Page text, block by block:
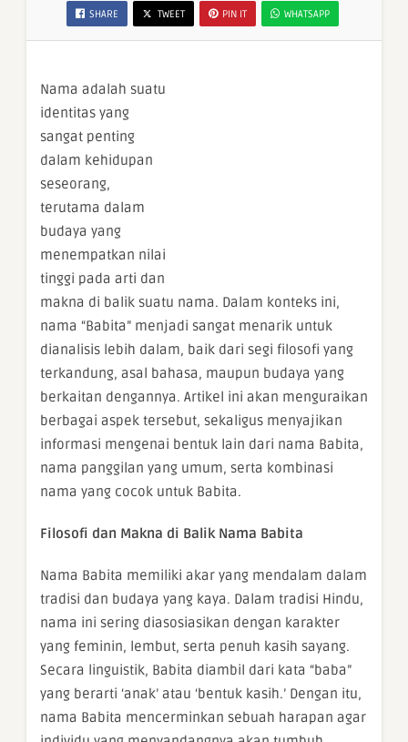
SHARE TWEET PIN IT WHATSAPP
Nama adalah suatu
identitas yang
sangat penting
dalam kehidupan
seseorang,
terutama dalam
budaya yang
menempatkan nilai
tinggi pada arti dan
makna di balik suatu nama. Dalam konteks ini,
nama “Babita” menjadi sangat menarik untuk
dianalisis lebih dalam, baik dari segi filosofi yang
terkandung, asal bahasa, maupun budaya yang
berkaitan dengannya. Artikel ini akan menguraikan
berbagai aspek tersebut, sekaligus menyajikan
informasi mengenai bentuk lain dari nama Babita,
nama panggilan yang umum, serta kombinasi
nama yang cocok untuk Babita.
Filosofi dan Makna di Balik Nama Babita
Nama Babita memiliki akar yang mendalam dalam
tradisi dan budaya yang kaya. Dalam tradisi Hindu,
nama ini sering diasosiasikan dengan karakter
yang feminin, lembut, serta penuh kasih sayang.
Secara linguistik, Babita diambil dari kata “baba”
yang berarti ‘anak’ atau ‘bentuk kasih.’ Dengan itu,
nama Babita mencerminkan sebuah harapan agar